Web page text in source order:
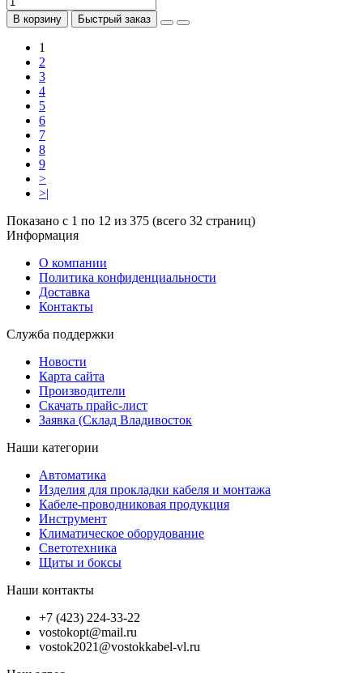
В корзину Быстрый заказ
1
2
3
4
5
6
7
8
9
>
>|
Показано с 1 по 12 из 375 (всего 32 страниц)
Информация
О компании
Политика конфиденциальности
Доставка
Контакты
Служба поддержки
Новости
Карта сайта
Производители
Скачать прайс-лист
Заявка (Склад Владивосток
Наши категории
Автоматика
Изделия для прокладки кабеля и монтажа
Кабеле-проводниковая продукция
Инструмент
Климатическое оборудование
Светотехника
Щиты и боксы
Наши контакты
+7 (423) 224-33-22
vostokopt@mail.ru
vostok2021@vostokkabel-vl.ru